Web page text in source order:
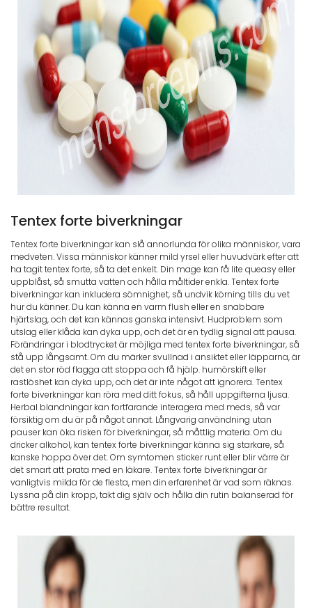
Tentex forte biverkningar
Tentex forte biverkningar kan slå annorlunda för olika människor, vara
medveten. Vissa människor känner mild yrsel eller huvudvärk efter att
ha tagit tentex forte, så ta det enkelt. Din mage kan få lite queasy eller
uppblåst, så smutta vatten och hålla måltider enkla. Tentex forte
biverkningar kan inkludera sömnighet, så undvik körning tills du vet
hur du känner. Du kan känna en varm flush eller en snabbare
hjärtslag, och det kan kännas ganska intensivt. Hudproblem som
utslag eller klåda kan dyka upp, och det är en tydlig signal att pausa.
Förändringar i blodtrycket är möjliga med tentex forte biverkningar, så
stå upp långsamt. Om du märker svullnad i ansiktet eller läpparna, är
det en stor röd flagga att stoppa och få hjälp. humörskift eller
rastlöshet kan dyka upp, och det är inte något att ignorera. Tentex
forte biverkningar kan röra med ditt fokus, så håll uppgifterna ljusa.
Herbal blandningar kan fortfarande interagera med meds, så var
försiktig om du är på något annat. Långvarig användning utan
pauser kan öka risken för biverkningar, så måttlig materia. Om du
dricker alkohol, kan tentex forte biverkningar känna sig starkare, så
kanske hoppa över det. Om symtomen sticker runt eller blir värre är
det smart att prata med en läkare. Tentex forte biverkningar är
vanligtvis milda för de flesta, men din erfarenhet är vad som räknas.
Lyssna på din kropp, takt dig själv och hålla din rutin balanserad för
bättre resultat.